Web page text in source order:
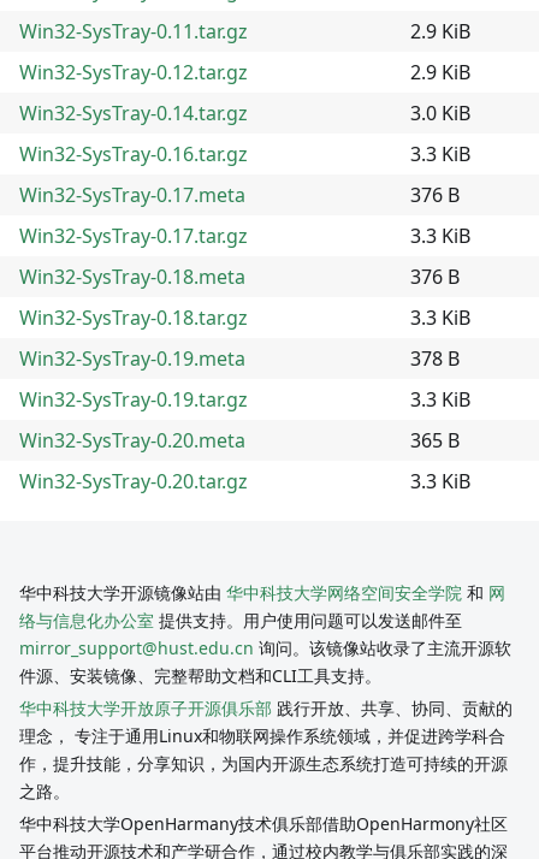
Win32-SysTray-0.11.tar.gz
2.9 KiB
Win32-SysTray-0.12.tar.gz
2.9 KiB
Win32-SysTray-0.14.tar.gz
3.0 KiB
Win32-SysTray-0.16.tar.gz
3.3 KiB
Win32-SysTray-0.17.meta
376 B
Win32-SysTray-0.17.tar.gz
3.3 KiB
Win32-SysTray-0.18.meta
376 B
Win32-SysTray-0.18.tar.gz
3.3 KiB
Win32-SysTray-0.19.meta
378 B
Win32-SysTray-0.19.tar.gz
3.3 KiB
Win32-SysTray-0.20.meta
365 B
Win32-SysTray-0.20.tar.gz
3.3 KiB
华中科技大学开源镜像站由 华中科技大学网络空间安全学院 和 网
络与信息化办公室 提供支持。用户使用问题可以发送邮件至
mirror_support@hust.edu.cn 询问。该镜像站收录了主流开源软
件源、安装镜像、完整帮助文档和CLI工具支持。
华中科技大学开放原子开源俱乐部 践行开放、共享、协同、贡献的
理念， 专注于通用Linux和物联网操作系统领域，并促进跨学科合
作，提升技能，分享知识，为国内开源生态系统打造可持续的开源
之路。
华中科技大学OpenHarmany技术俱乐部借助OpenHarmony社区
平台推动开源技术和产学研合作，通过校内教学与俱乐部实践的深